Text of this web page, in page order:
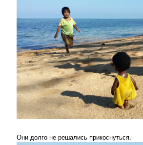
Они долго не решались прикоснуться.